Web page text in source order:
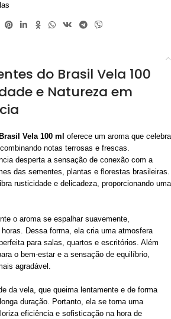
do Brasil Vela 100
e Natureza em
Vela 100 ml oferece um aroma que celebra
notas terrosas e frescas.
desperta a sensação de conexão com a
das sementes, plantas e florestas brasileiras.
rusticidade e delicadeza, proporcionando uma
o aroma se espalhar suavemente,
Dessa forma, ela cria uma atmosfera
para salas, quartos e escritórios. Além
o bem-estar e a sensação de equilíbrio,
agradável.
da vela, que queima lentamente e de forma
duração. Portanto, ela se torna uma
eficiência e sofisticação na hora de